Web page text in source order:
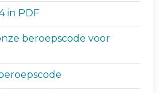
in PDF
beroepscode voor